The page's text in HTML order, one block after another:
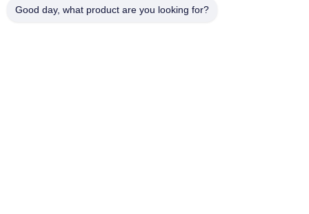
Good day, what product are you looking for?